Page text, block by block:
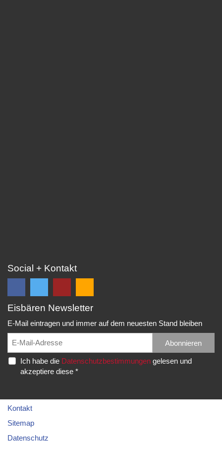
Social + Kontakt
Folge
auf
Facebook
und
erhalte
die
Folge
auf
Twitter
und
erhalte
die
EC
Eppelheim
Rudolf-
Diesel-
Str.
Eppelheim
Falls
unsere
Spielberichte,
etc.
Eisbären Newsletter
E-Mail eintragen und immer auf dem neuesten Stand bleiben
Abonnieren
Ich habe die Datenschutzbestimmungengelesen und
akzeptiere diese *
Kontakt
Sitemap
Datenschutz